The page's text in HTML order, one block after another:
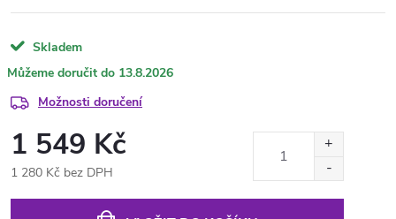
Skladem
13.8.2026
Možnosti doručení
1 549 Kč
1 280 Kč bez DPH